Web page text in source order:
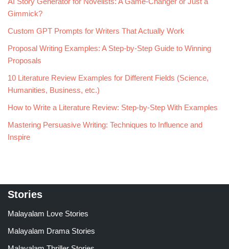
Gimmick?
Custom GPT Prompts for Writers That Actually Work
Proposal Writing Examples: A Step-by-Step Guide to Winning
Proposals
10 Literature Review Examples for Different Fields (Science,
Humanities, Business, etc.)
How to Write a Literature Review: Step-by-Step With Examples
Mastering Persuasive Writing: Techniques to Influence and
Inspire
Stories
Malayalam Love Stories
Malayalam Drama Stories